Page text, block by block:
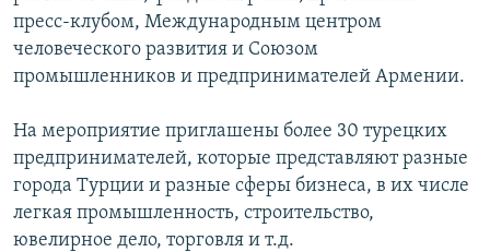
Հայերեն
English
Все сайты Радио Азатутюн
пресс-клубом, Международным центром
человеческого развития и Союзом
промышленников и предпринимателей Армении.
На мероприятие приглашены более 30 турецких
предпринимателей, которые представляют разные
города Турции и разные сферы бизнеса, в их числе
легкая промышленность, строительство,
ювелирное дело, торговля и т.д.